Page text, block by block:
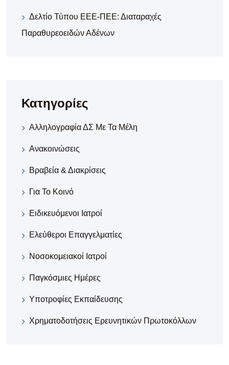
Δελτίο Τύπου ΕΕΕ-ΠΕΕ: Διαταραχές
Παραθυρεοειδών Αδένων
Κατηγορίες
Αλληλογραφία ΔΣ Με Τα Μέλη
Ανακοινώσεις
Βραβεία & Διακρίσεις
Για Το Κοινό
Ειδικευόμενοι Ιατροί
Ελεύθεροι Επαγγελματίες
Νοσοκομειακοί Iατροί
Παγκόσμιες Ημέρες
Υποτροφίες Εκπαίδευσης
Χρηματοδοτήσεις Ερευνητικών Πρωτοκόλλων